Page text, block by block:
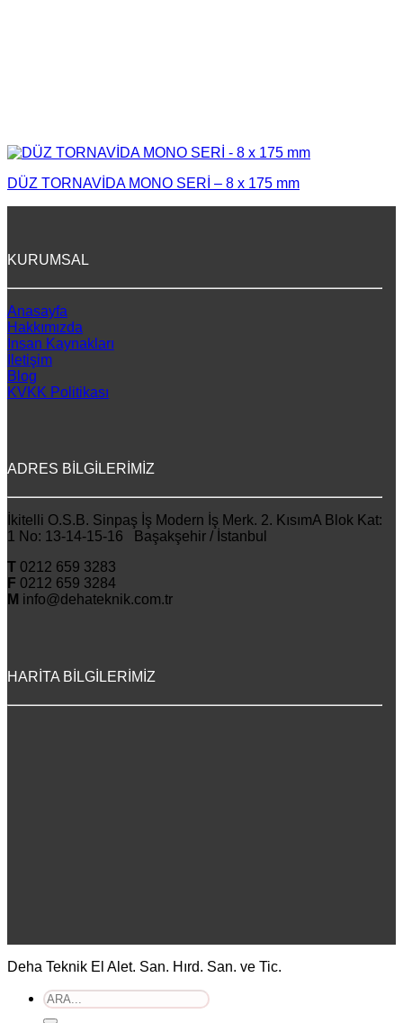
DÜZ TORNAVİDA MONO SERİ – 8 x 175 mm
KURUMSAL
Anasayfa
Hakkımızda
İnsan Kaynakları
İletişim
Blog
KVKK Politikası
ADRES BİLGİLERİMİZ
İkitelli O.S.B. Sinpaş İş Modern İş Merk. 2. KısımA Blok Kat:
1 No: 13-14-15-16 Başakşehir / İstanbul
T 0212 659 3283
F 0212 659 3284
M info@dehateknik.com.tr
HARİTA BİLGİLERİMİZ
Deha Teknik El Alet. San. Hırd. San. ve Tic.
Ara: